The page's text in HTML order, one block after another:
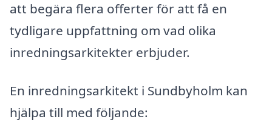
att begära flera offerter för att få en
tydligare uppfattning om vad olika
inredningsarkitekter erbjuder.
En inredningsarkitekt i Sundbyholm kan
hjälpa till med följande: